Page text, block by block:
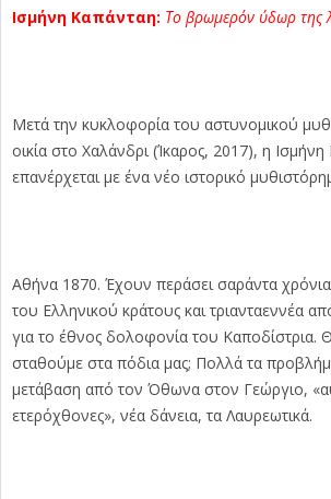
Ισμήνη Καπάνταη: Το βρωμερόν ύδωρ της
Μετά την κυκλοφορία του αστυνομικού
οικία στο Χαλάνδρι (Ίκαρος, 2017), η
επανέρχεται με ένα νέο ιστορικό
Αθήνα 1870. Έχουν περάσει σαράντα
του Ελληνικού κράτους και τριανταεννέα
για το έθνος δολοφονία του Καποδίστρια.
σταθούμε στα πόδια μας; Πολλά τα
μετάβαση από τον Όθωνα στον Γεώργιο,
ετερόχθονες», νέα δάνεια, τα Λαυρεωτικά.